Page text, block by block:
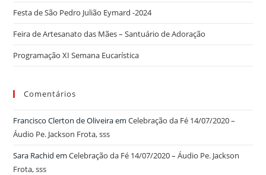
Festa de São Pedro Julião Eymard -2024
Feira de Artesanato das Mães – Santuário de Adoração
Programação XI Semana Eucarística
Comentários
Francisco Clerton de OliveiraemCelebração da Fé 14/07/2020 –
Áudio Pe. Jackson Frota, sss
Sara Rachid emCelebração da Fé 14/07/2020 – Áudio Pe. Jackson
Frota, sss